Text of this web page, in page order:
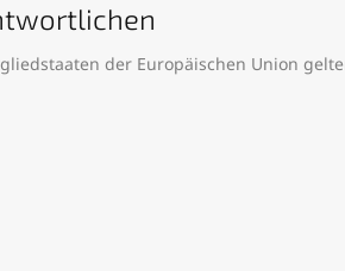
der Europäischen Union